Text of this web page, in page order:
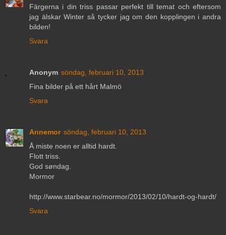
Färgerna i din triss passar perfekt till temat och eftersom
jag älskar Winter så tycker jag om den kopplingen i andra
bilden!
Svara
Anonym söndag, februari 10, 2013
Fina bilder på ett hårt Malmö
Svara
Annemor söndag, februari 10, 2013
Å miste noen er alltid hardt.
Flott triss.
God søndag.
Mormor
http://www.starbear.no/mormor/2013/02/10/hardt-og-hardt/
Svara